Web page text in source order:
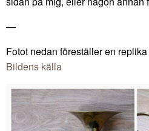
—
Fotot nedan föreställer en
Bildens källa